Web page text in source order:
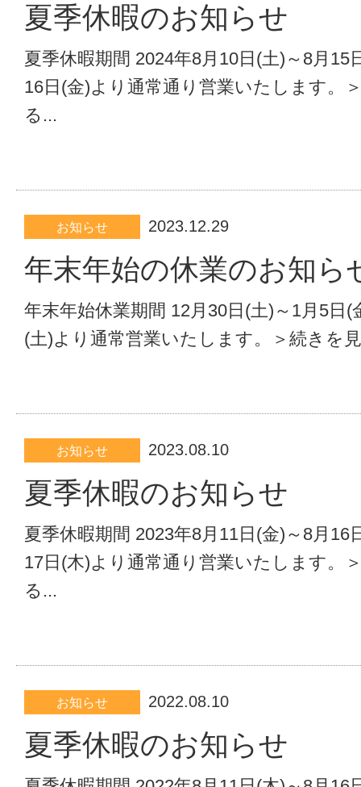
夏季休暇のお知らせ
夏季休暇期間 2024年8月10日(土)～8月15
16日(金)より通常通り営業いたします。
る...
お知らせ 2023.12.29
年末年始の休業のお知ら
年末年始休業期間 12月30日(土)～1月5日(
(土)より通常営業いたします。＞続きを
お知らせ 2023.08.10
夏季休暇のお知らせ
夏季休暇期間 2023年8月11日(金)～8月16
17日(木)より通常通り営業いたします。
る...
お知らせ 2022.08.10
夏季休暇のお知らせ